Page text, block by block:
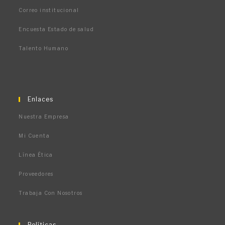
Correo institucional
Encuesta Estado de salud
Talento Humano
Enlaces
Nuestra Empresa
Mi Cuenta
Línea Ética
Proveedores
Trabaja Con Nosotros